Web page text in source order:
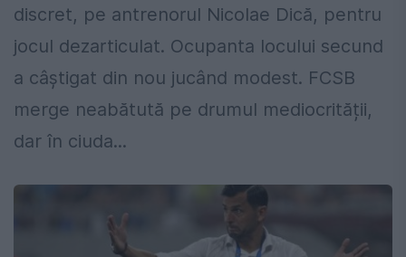
discret, pe antrenorul Nicolae Dică, pentru
jocul dezarticulat. Ocupanta locului secund
a câștigat din nou jucând modest. FCSB
merge neabătută pe drumul mediocrității,
dar în ciuda...